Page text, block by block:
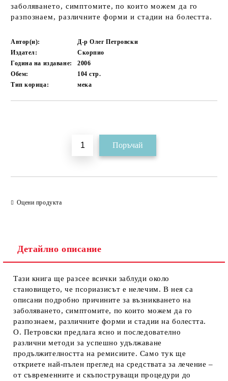
заболяването, симптомите, по които можем да го
разпознаем, различните форми и стадии на болестта.
Автор(и):
Д-р Олег Петровски
Издател:
Скорпио
Година на издаване:
2006
Обем:
104стр.
Тип корица:
мека
Оцени продукта
Детайлно описание
Тази книга ще разсее всички заблуди около
становището, че псориазисът е нелечим. В нея са
описани подробно причините за възникването на
заболяването, симптомите, по които можем да го
разпознаем, различните форми и стадии на болестта.
О. Петровски предлага ясно и последователно
различни методи за успешно удължаване
продължителността на ремисиите. Само тук ще
откриете най-пълен преглед на средствата за лечение –
от съвременните и скъпоструващи процедури до